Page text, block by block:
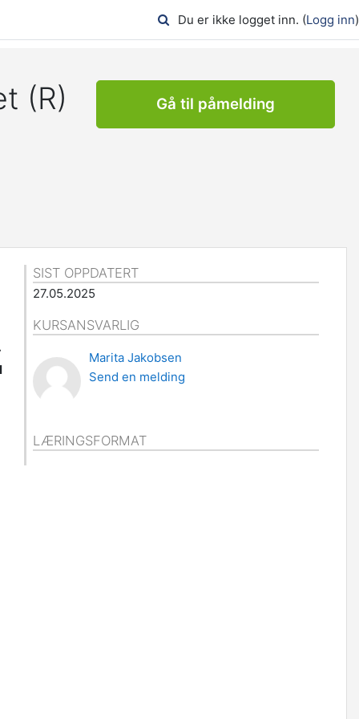
Du er ikke logget inn. (Logg inn)
(R) Gå til påmelding
SIST OPPDATERT
27.05.2025
KURSANSVARLIG
Marita Jakobsen
Send en melding
LÆRINGSFORMAT